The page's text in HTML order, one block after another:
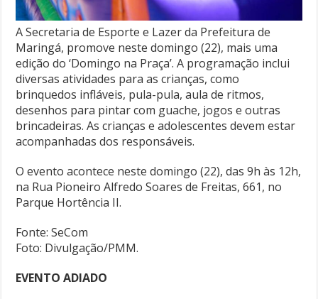
A Secretaria de Esporte e Lazer da Prefeitura de
Maringá, promove neste domingo (22), mais uma
edição do ‘Domingo na Praça’. A programação inclui
diversas atividades para as crianças, como
brinquedos infláveis, pula-pula, aula de ritmos,
desenhos para pintar com guache, jogos e outras
brincadeiras. As crianças e adolescentes devem estar
acompanhadas dos responsáveis.
O evento acontece neste domingo (22), das 9h às 12h,
na Rua Pioneiro Alfredo Soares de Freitas, 661, no
Parque Hortência II.
Fonte: SeCom
Foto: Divulgação/PMM.
EVENTO ADIADO